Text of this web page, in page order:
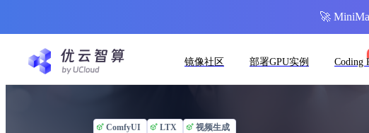
镜像社区 部署GPU实例 Coding
ComfyUI LTX 视频生成
🚀